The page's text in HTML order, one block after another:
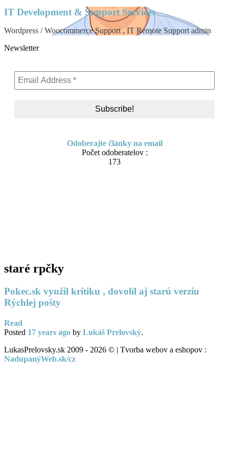
IT Development & Support Services
Wordpress / Woocommerce Support , IT Remote Support admin
Newsletter
Odoberajte články na email
Počet odoberatelov :
173
staré rpčky
Pokec.sk využil kritiku , dovolil aj starú verziu
Rýchlej pošty
Read
Posted 17 years ago by Lukáš Prelovský.
LukasPrelovsky.sk 2009 - 2026 © | Tvorba webov a eshopov :
NadupanýWeb.sk/cz